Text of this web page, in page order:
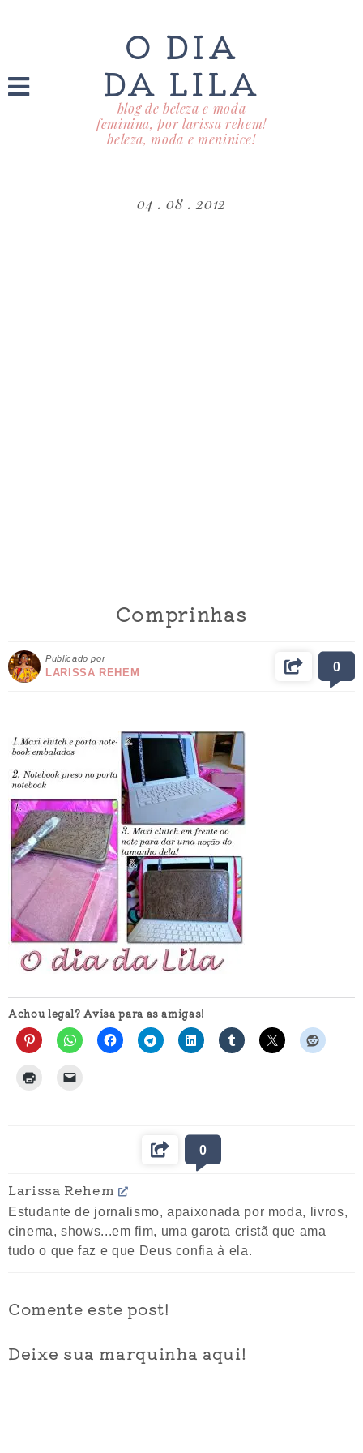
O DIA
DA LILA
blog de beleza e moda
feminina, por larissa rehem!
beleza, moda e meninice!
04 . 08 . 2012
Comprinhas
Publicado por
LARISSA REHEM 0
Achou legal? Avisa para as amigas!
0
Larissa Rehem
Estudante de jornalismo, apaixonada por moda, livros,
cinema, shows...em fim, uma garota cristã que ama
tudo o que faz e que Deus confia à ela.
Comente este post!
Deixe sua marquinha aqui!